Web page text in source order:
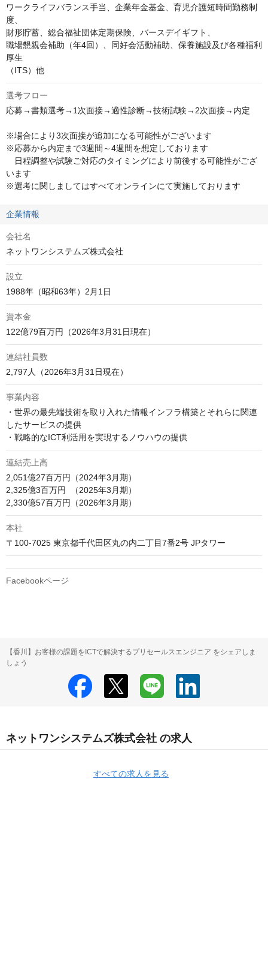
ワークライフバランス手当、企業年金基金、育児介護短時間勤務制
度、
財形貯蓄、総合福祉団体定期保険、バースデイギフト、
職場懇親会補助（年4回）、同好会活動補助、保養施設及び各種福利
厚生
（ITS）他
選考フロー
応募→書類選考→1次面接→適性診断→技術試験→2次面接→内定
※場合により3次面接が追加になる可能性がございます
※応募から内定まで3週間～4週間を想定しております
日程調整や試験ご対応のタイミングにより前後する可能性がござ
います
※選考に関しましてはすべてオンラインにて実施しております
企業情報
会社名
ネットワンシステムズ株式会社
設立
1988年（昭和63年）2月1日
資本金
122億79百万円（2026年3月31日現在）
連結社員数
2,797人（2026年3月31日現在）
事業内容
・世界の最先端技術を取り入れた情報インフラ構築とそれらに関連
したサービスの提供
・戦略的なICT利活用を実現するノウハウの提供
連結売上高
2,051億27百万円（2024年3月期）
2,325億3百万円  （2025年3月期）
2,330億57百万円（2026年3月期）
本社
〒100-7025 東京都千代田区丸の内二丁目7番2号 JPタワー
Facebookページ
【香川】お客様の課題をICTで解決するプリセールスエンジニア をシェアしま
しょう
ネットワンシステムズ株式会社 の求人
すべての求人を見る